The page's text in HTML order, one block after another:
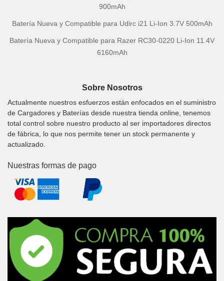
900mAh
Batería Nueva y Compatible para Udirc i21 Li-Ion 3.7V 500mAh
Batería Nueva y Compatible para Razer RC30-0220 Li-Ion 11.4V
6160mAh
Sobre Nosotros
Actualmente nuestros esfuerzos están enfocados en el suministro
de Cargadores y Baterías desde nuestra tienda online, tenemos
total control sobre nuestro producto al ser importadores directos
de fábrica, lo que nos permite tener un stock permanente y
actualizado.
Nuestras formas de pago